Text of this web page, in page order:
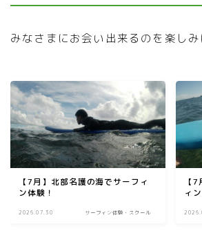
みなさまにお会い出来るのを楽しみ
【7月】北部名護の海でサーフィ
ン体験！
2026.07.30 サーフィン体験・スクール
【
ィ